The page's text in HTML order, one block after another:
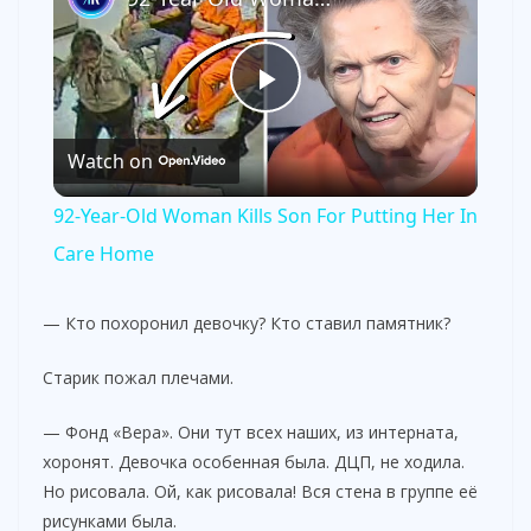
P
l
y
i
Watch on
92-Year-Old Woman Kills Son For Putting Her In
Care Home
— Кто похоронил девочку? Кто ставил памятник?
Старик пожал плечами.
— Фонд «Вера». Они тут всех наших, из интерната,
хоронят. Девочка особенная была. ДЦП, не ходила.
Но рисовала. Ой, как рисовала! Вся стена в группе её
рисунками была.